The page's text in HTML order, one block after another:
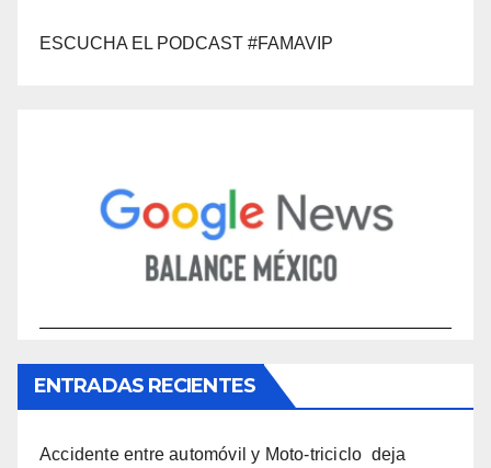
ESCUCHA EL PODCAST #FAMAVIP
ENTRADAS RECIENTES
Accidente entre automóvil y Moto-triciclo deja